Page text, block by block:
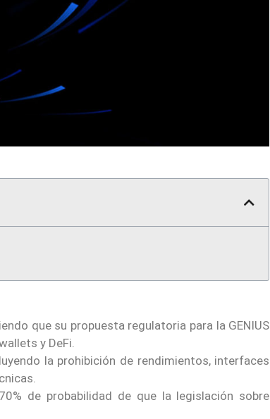
que su propuesta regulatoria para la GENIUS
y DeFi.
la prohibición de rendimientos, interfaces
de probabilidad de que la legislación sobre